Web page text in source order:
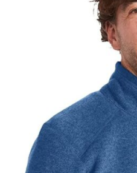
impeccable en toutes
protection simple et
MULTIPLES
est doux, confortable et
choix idéal pour les
vent et la pluie le rend
le vélo ou le travail
protège par